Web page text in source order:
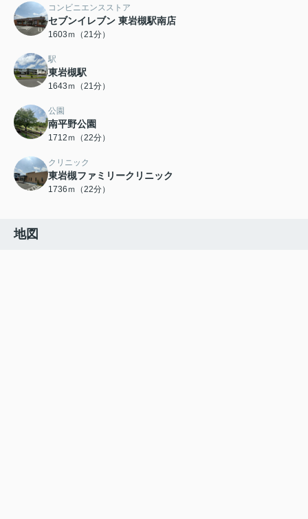
コンビニエンスストア
セブンイレブン 東岩槻駅南店
1603ｍ（21分）
駅
東岩槻駅
1643ｍ（21分）
公園
南平野公園
1712ｍ（22分）
クリニック
東岩槻ファミリークリニック
1736ｍ（22分）
地図